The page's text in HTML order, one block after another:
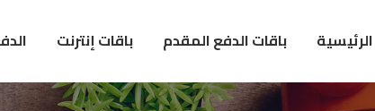
الرئيسية باقات الدفع المقدم باقات إنترنت